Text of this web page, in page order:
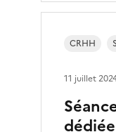
CRHH
11 juillet